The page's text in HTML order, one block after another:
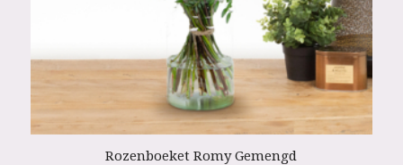
Rozenboeket Romy Gemengd